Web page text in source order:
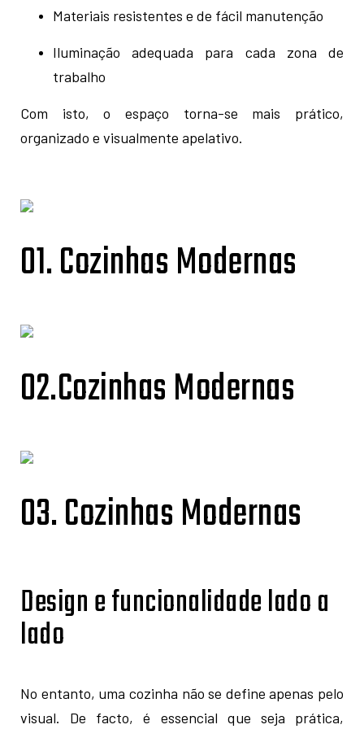
Materiais resistentes e de fácil manutenção
Iluminação adequada para cada zona de
trabalho
Com isto, o espaço torna-se mais prático,
organizado e visualmente apelativo.
01. Cozinhas Modernas
02.Cozinhas Modernas
03. Cozinhas Modernas
Design e funcionalidade lado a
lado
No entanto, uma cozinha não se define apenas pelo
visual. De facto, é essencial que seja prática,